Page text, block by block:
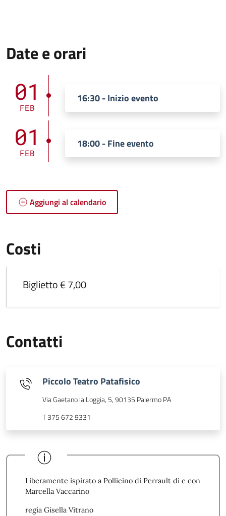
Date e orari
01
FEB
16:30 - Inizio evento
01
FEB
18:00 - Fine evento
Aggiungi al calendario
Costi
Biglietto € 7,00
Contatti
Piccolo Teatro Patafisico
Via Gaetano la Loggia, 5, 90135 Palermo PA
T 375 672 9331
Liberamente ispirato a Pollicino di Perrault di e con
Marcella Vaccarino
regia Gisella Vitrano